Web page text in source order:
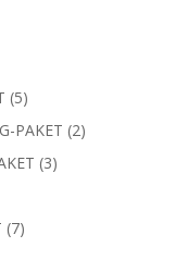
55
Produkte
PAKET 22
33
77